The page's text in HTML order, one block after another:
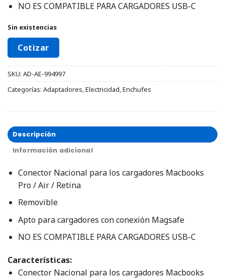
NO ES COMPATIBLE PARA CARGADORES USB-C
Sin existencias
Cotizar
SKU: AD-AE-994997
Categorías: Adaptadores,Electricidad,Enchufes
Descripción
Información adicional
Conector Nacional para los cargadores Macbooks
Pro / Air / Retina
Removible
Apto para cargadores con conexión Magsafe
NO ES COMPATIBLE PARA CARGADORES USB-C
Características:
Conector Nacional para los cargadores Macbooks